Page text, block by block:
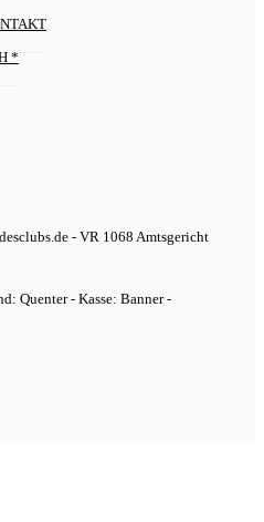
*
- VR 1068 Amtsgericht
Quenter - Kasse: Banner -